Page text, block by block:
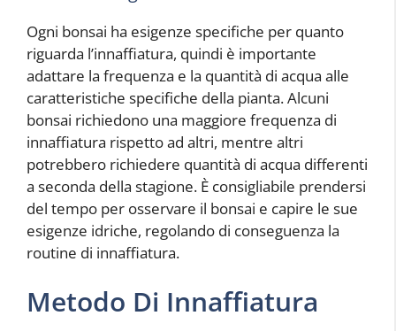
Ogni bonsai ha esigenze specifiche per quanto
riguarda l’innaffiatura, quindi è importante
adattare la frequenza e la quantità di acqua alle
caratteristiche specifiche della pianta. Alcuni
bonsai richiedono una maggiore frequenza di
innaffiatura rispetto ad altri, mentre altri
potrebbero richiedere quantità di acqua differenti
a seconda della stagione. È consigliabile prendersi
del tempo per osservare il bonsai e capire le sue
esigenze idriche, regolando di conseguenza la
routine di innaffiatura.
Metodo Di Innaffiatura